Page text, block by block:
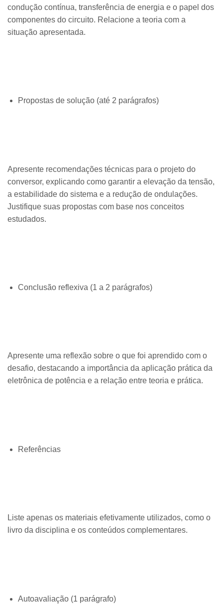
condução contínua, transferência de energia e o papel dos
componentes do circuito. Relacione a teoria com a
situação apresentada.
Propostas de solução (até 2 parágrafos)
Apresente recomendações técnicas para o projeto do
conversor, explicando como garantir a elevação da tensão,
a estabilidade do sistema e a redução de ondulações.
Justifique suas propostas com base nos conceitos
estudados.
Conclusão reflexiva (1 a 2 parágrafos)
Apresente uma reflexão sobre o que foi aprendido com o
desafio, destacando a importância da aplicação prática da
eletrônica de potência e a relação entre teoria e prática.
Referências
Liste apenas os materiais efetivamente utilizados, como o
livro da disciplina e os conteúdos complementares.
Autoavaliação (1 parágrafo)